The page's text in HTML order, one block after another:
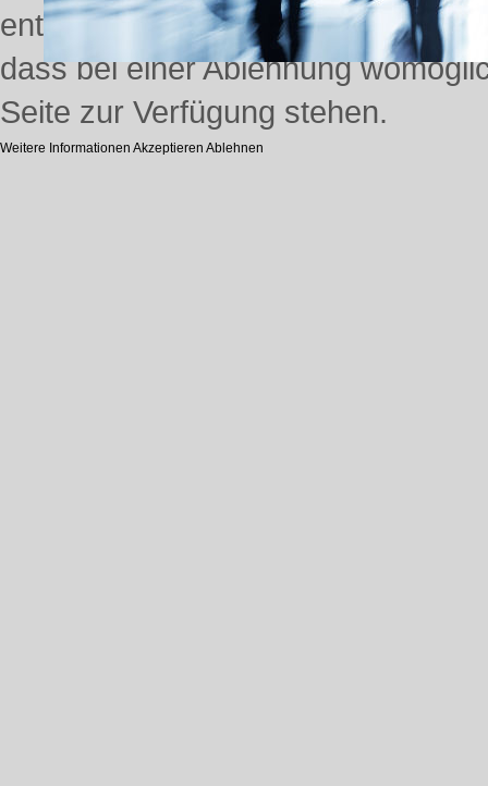
entscheiden, ob Sie die Cookies
dass bei einer Ablehnung
Seite zur Verfügung stehen.
Weitere Informationen Akzeptieren Ablehnen